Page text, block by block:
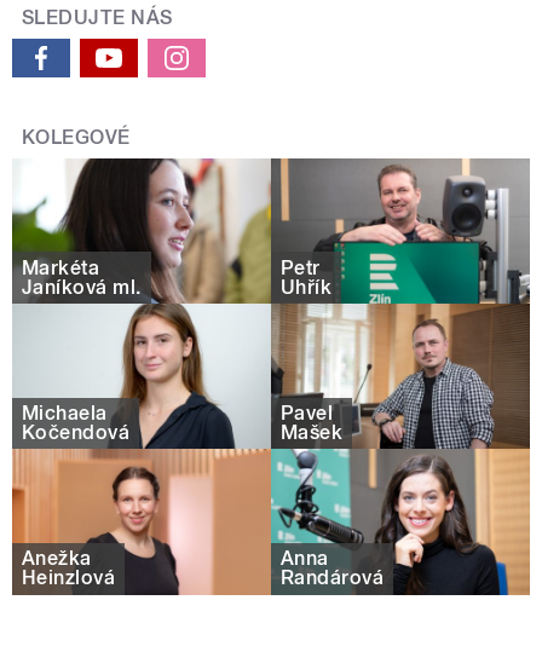
SLEDUJTE NÁS
KOLEGOVÉ
Markéta
Janíková ml.
Petr
Uhřík
Michaela
Kočendová
Pavel
Mašek
Anežka
Heinzlová
Anna
Randárová